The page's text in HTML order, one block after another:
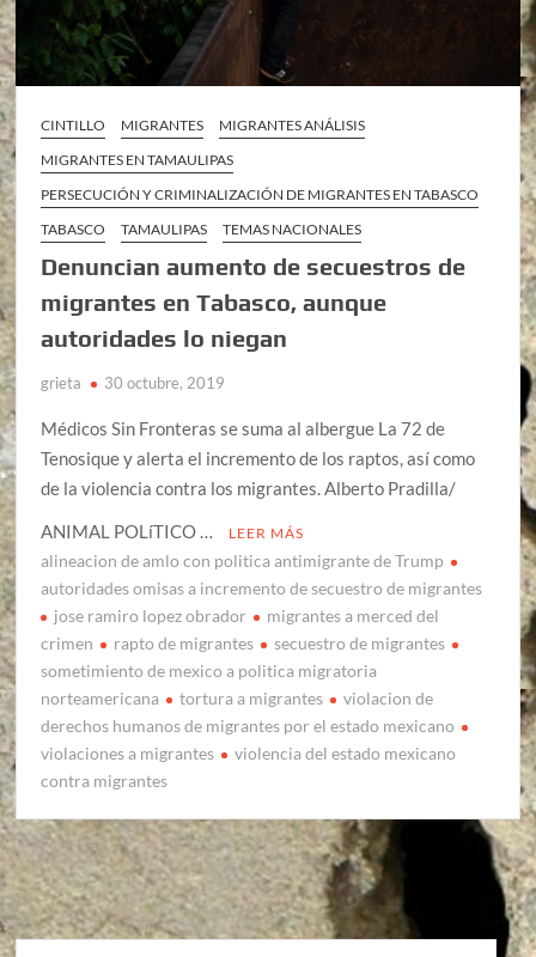
CINTILLO MIGRANTES
MIGRANTES ANÁLISIS
MIGRANTES EN TAMAULIPAS
PERSECUCIÓN Y CRIMINALIZACIÓN DE MIGRANTES EN TABASCO
TABASCO
TAMAULIPAS TEMAS NACIONALES
Denuncian aumento de secuestros de
migrantes en Tabasco, aunque
autoridades lo niegan
grieta 30 octubre, 2019
Médicos Sin Fronteras se suma al albergue La 72 de
Tenosique y alerta el incremento de los raptos, así como
de la violencia contra los migrantes. Alberto Pradilla/
ANIMAL POLíTICO …
LEER MÁS
alineacion de amlo con politica antimigrante de Trump
autoridades omisas a incremento de secuestro de migrantes
jose ramiro lopez obrador
migrantes a merced del
crimen
rapto de migrantes
secuestro de migrantes
sometimiento de mexico a politica migratoria
norteamericana
tortura a migrantes
violacion de
derechos humanos de migrantes por el estado mexicano
violaciones a migrantes
violencia del estado mexicano
contra migrantes